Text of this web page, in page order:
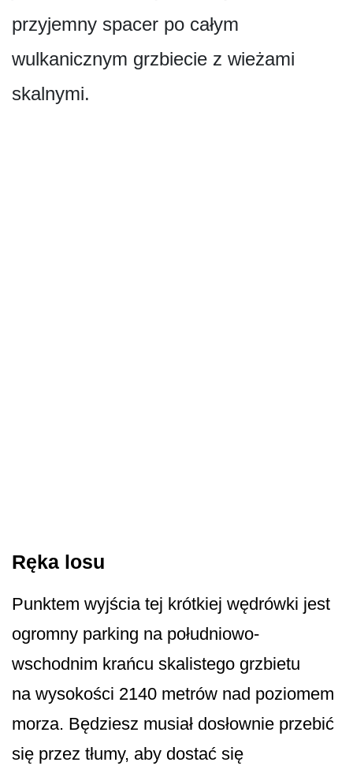
przyjemny spacer po całym
wulkanicznym grzbiecie z wieżami
skalnymi.
Ręka losu
Punktem wyjścia tej krótkiej wędrówki jest
ogromny parking na południowo-
wschodnim krańcu skalistego grzbietu
na wysokości 2140 metrów nad poziomem
morza. Będziesz musiał dosłownie przebić
się przez tłumy, aby dostać się